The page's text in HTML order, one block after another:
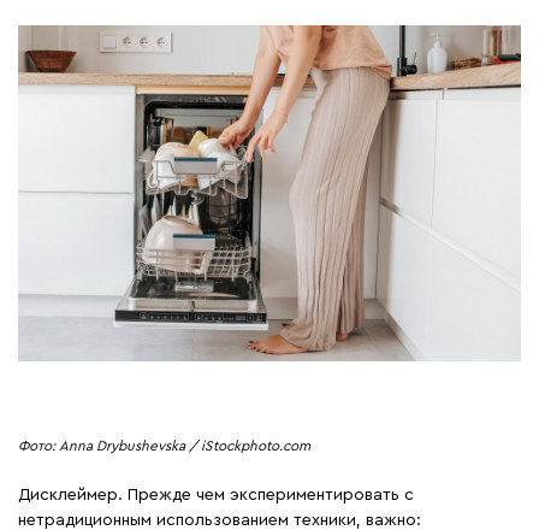
Фото: Anna Drybushevska / iStockphoto.com
Дисклеймер. Прежде чем экспериментировать с
нетрадиционным использованием техники, важно: